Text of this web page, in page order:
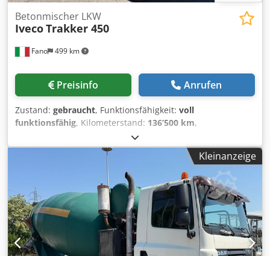
Fano 499 km
Betonmischer LKW
IvecoTrakker 450
Preisinfo Anrufen
Zustand: gebraucht, Funktionsfähigkeit: voll
funktionsfähig, Kilometerstand: 136’500 km,
, IVECO TRAKKER 450 mit CIFA
Fahrmischer Erstzulassung 12.11.2019 – Euro 6 136.500 km
4 Achsen Aufbau: CIFA RY1300 – Nebenantrieb (PTO)
Bereifung 70/80 % Gültige Hauptuntersuchung Guter
Zustand Crjdpfx Aszr Ev Eep Iof Sofort verfügbar WIR
BEWERTEN INZAHLUNGNAHMEN ALLER MARKEN, MAN,
MERCEDES, DAF, RENAULT, VOLVO, SCANIA, MIT CIFA,
SERMAC, PUTZMEISTER AUFBAU; ODER
ERDBEWEHRUNGSMASCHINEN CATERPILLAR, FIAT HITACHI,
KOMATSU
Kleinanzeige